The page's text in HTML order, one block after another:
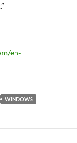
en-
WINDOWS